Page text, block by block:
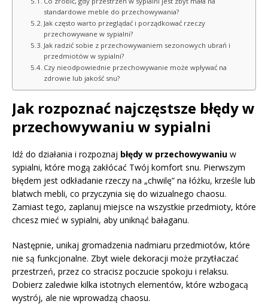
standardowe meble do przechowywania?
Jak często warto przeglądać i porządkować rzeczy
przechowywane w sypialni?
Jak radzić sobie z przechowywaniem sezonowych ubrań i
przedmiotów w sypialni?
Czy nieodpowiednie przechowywanie może wpływać na
zdrowie lub jakość snu?
Jak rozpoznać najczęstsze błędy w
przechowywaniu w sypialni
Idź do działania i rozpoznaj błędy w przechowywaniu w
sypialni, które mogą zakłócać Twój komfort snu. Pierwszym
błędem jest odkładanie rzeczy na „chwilę” na łóżku, krześle lub
blatwch mebli, co przyczynia się do wizualnego chaosu.
Zamiast tego, zaplanuj miejsce na wszystkie przedmioty, które
chcesz mieć w sypialni, aby uniknąć bałaganu.
Następnie, unikaj gromadzenia nadmiaru przedmiotów, które
nie są funkcjonalne. Zbyt wiele dekoracji może przytłaczać
przestrzeń, przez co stracisz poczucie spokoju i relaksu.
Dobierz zaledwie kilka istotnych elementów, które wzbogacą
wystrój, ale nie wprowadzą chaosu.